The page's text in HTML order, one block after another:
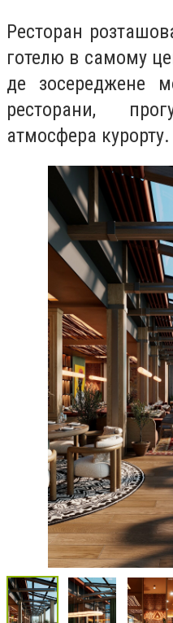
Ресторан
готелю в самому
де зосереджене
ресторани,
атмосфера курорту.